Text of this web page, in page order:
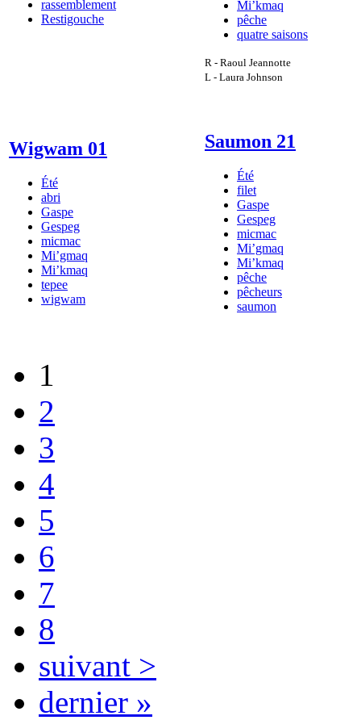
rassemblement
Restigouche
Mi’kmaq
pêche
quatre saisons
R - Raoul Jeannotte
L - Laura Johnson
Wigwam 01
Été
abri
Gaspe
Gespeg
micmac
Mi’gmaq
Mi’kmaq
tepee
wigwam
Saumon 21
Été
filet
Gaspe
Gespeg
micmac
Mi’gmaq
Mi’kmaq
pêche
pêcheurs
saumon
1
2
3
4
5
6
7
8
suivant >
dernier »